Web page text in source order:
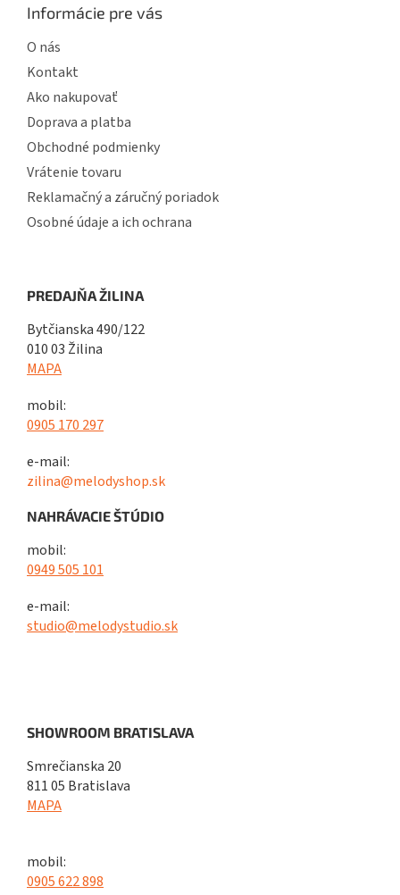
Informácie pre vás
O nás
Kontakt
Ako nakupovať
Doprava a platba
Obchodné podmienky
Vrátenie tovaru
Reklamačný a záručný poriadok
Osobné údaje a ich ochrana
PREDAJŇA ŽILINA
Bytčianska 490/122
010 03 Žilina
MAPA
mobil:
0905 170 297
e-mail:
zilina@melodyshop.sk
NAHRÁVACIE ŠTÚDIO
mobil:
0949 505 101
e-mail:
studio@melodystudio.sk
SHOWROOM BRATISLAVA
Smrečianska 20
811 05 Bratislava
MAPA
mobil:
0905 622 898